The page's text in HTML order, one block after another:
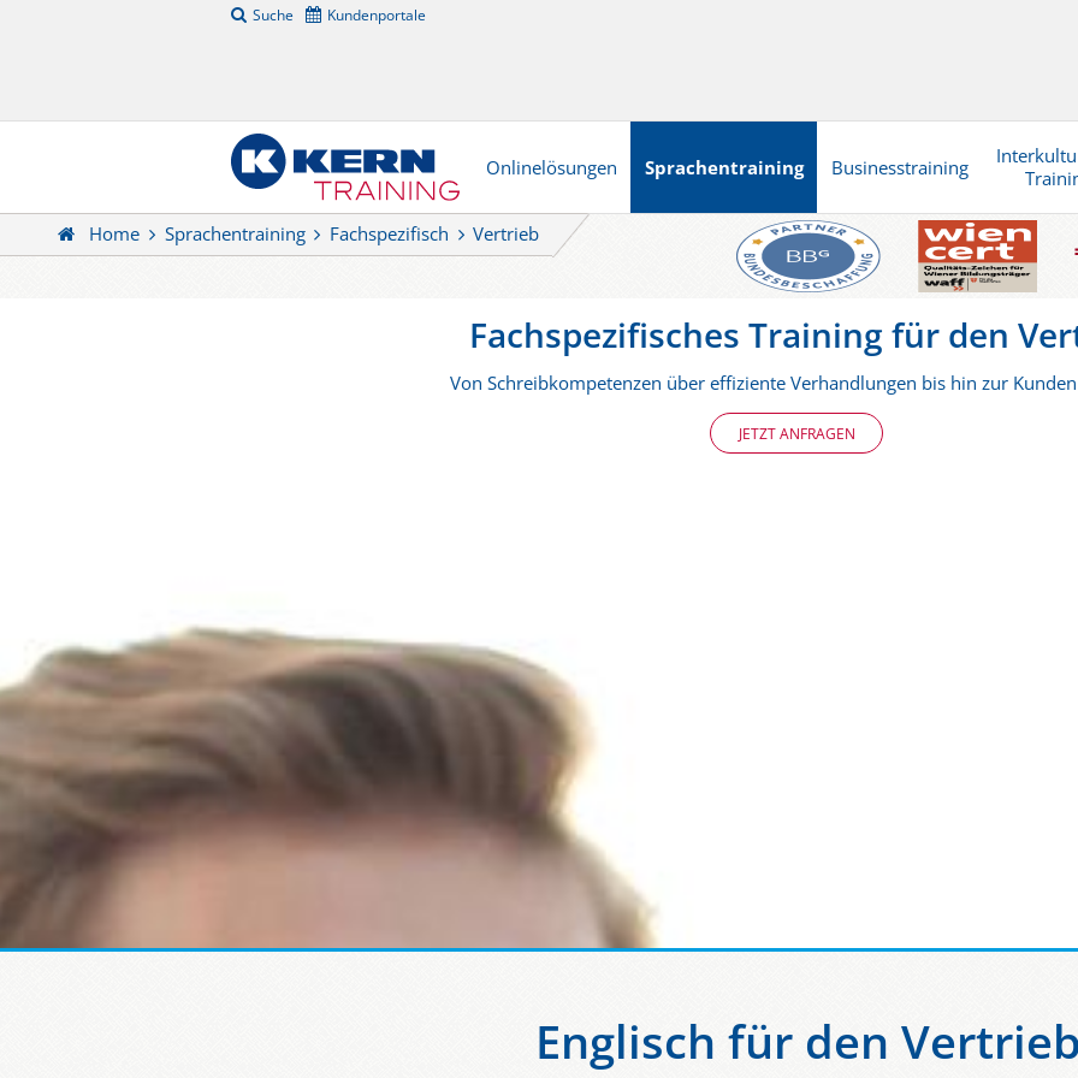
Suche Kundenportale
Onlinelösungen Sprachentraining Businesstraining
Home Sprachentraining Fachspezifisch Vertrieb
Fachspezifisches Training für den
Von Schreibkompetenzen über effiziente Verhandlungen bis hin zur
JETZT ANFRAGEN
Englisch für den